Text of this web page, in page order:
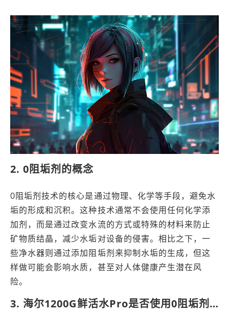
2. 0阻垢剂的概念
0阻垢剂技术的核心是通过物理、化学等手段，避免水
垢的形成和沉积。这种技术通常不会使用任何化学添
加剂，而是通过改变水流的方式或特殊的材料来防止
矿物质结晶，减少水垢对设备的侵害。相比之下，一
些净水器则通过添加阻垢剂来抑制水垢的生成，但这
样做可能会影响水质，甚至对人体健康产生潜在风
险。
3. 海尔1200G鲜活水Pro是否使用0阻垢剂？